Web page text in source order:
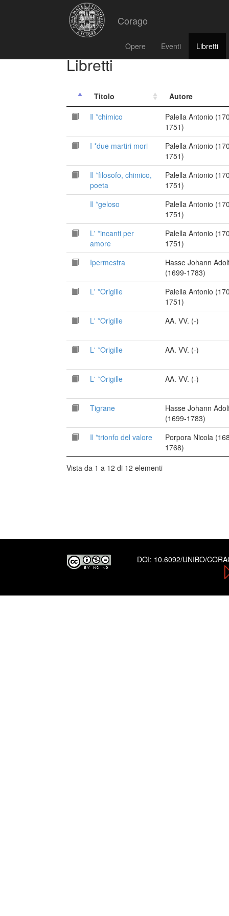
Corago
Opere Eventi Libretti
Libretti
Titolo
Autore
Il *chimico
Palella Antonio
1751)
I *due martiri mori
Palella Antonio
1751)
Il *filosofo, chimico,
poeta
Palella Antonio
1751)
Il *geloso
Palella Antonio
1751)
L' *incanti per
amore
Palella Antonio
1751)
Ipermestra
Hasse Johann
(1699-1783)
L' *Origille
Palella Antonio
1751)
L' *Origille
AA. VV. (-)
L' *Origille AA. VV. (-)
L' *Origille AA. VV. (-)
Tigrane
Hasse Johann
(1699-1783)
Il *trionfo del valore
Porpora Nicola
1768)
Vista da 1 a 12 di 12 elementi
DOI: 10.6092/UNIBO/